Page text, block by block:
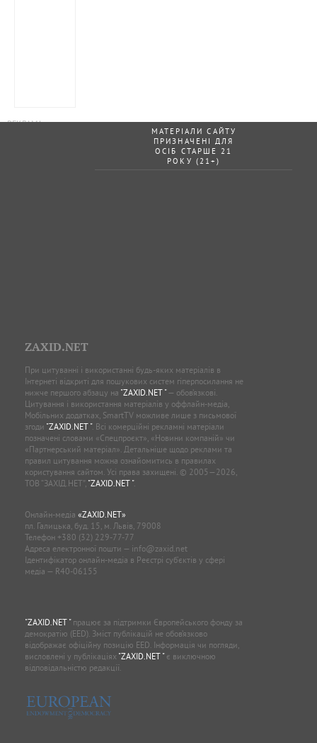
МАТЕРІАЛИ САЙТУ
ПРИЗНАЧЕНІ ДЛЯ
ОСІБ СТАРШЕ 21
РОКУ (21+)
ZAXID.NET
При цитуванні і використанні будь-яких матеріалів в
Інтернеті відкриті для пошукових систем гіперпосилання не
нижче першого абзацу на "ZAXID.NET "— обов’язкові.
Цитування і використання матеріалів у оффлайн-медіа,
Мобільних додатках, SmartTV можливе лише з письмової
згоди "ZAXID.NET ". Всі комерційні рекламні матеріали
позначені словами «Спецпроєкт», «Новини компаній» чи
«Партнерський матеріал». Детальніше щодо реклами та
правил цитування можна ознайомитись в правилах
користування сайтом. Усі права захищені. © 2005—2026,
ТОВ “ЗАХІД.НЕТ”, "ZAXID.NET ".
Онлайн-медіа «ZAXID.NET»
пл. Галицька, буд. 15, м. Львів, 79008
Телефон +380 (32) 229-77-77
Адреса електронної пошти — info@zaxid.net
Ідентифікатор онлайн-медіа в Реєстрі суб'єктів у сфері
медіа — R40-06155
"ZAXID.NET "працює за підтримки Європейського фонду за
демократію (EED). Зміст публікацій не обов’язково
відображає офіційну позицію EED. Інформація чи погляди,
висловлені у публікаціях "ZAXID.NET "є виключною
відповідальністю редакції.